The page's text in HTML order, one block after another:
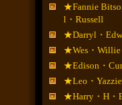
★Fannie
l・Russell
★Darryl・
★Wes・Willie
★Edison・
★Leo・Yazzie
★Harry・H・